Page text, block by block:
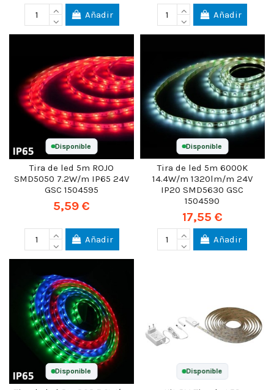
Añadir Añadir
Disponible
Tira de led 5m ROJO
SMD5050 7.2W/m IP65 24V
GSC 1504595
5,59 €
Añadir
Disponible
Tira de led 5m 6000K
14.4W/m 1320lm/m 24V
IP20 SMD5630 GSC
1504590
17,55 €
Añadir
Disponible Disponible